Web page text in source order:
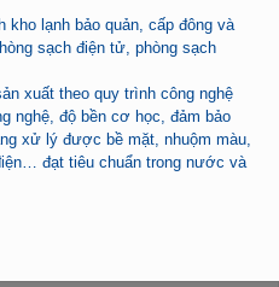
lạnh bảo quản, cấp đông và
sạch điện tử, phòng sạch
xuất theo quy trình công nghệ
nghệ, độ bền cơ học, đảm bảo
xử lý được bề mặt, nhuộm màu,
đạt tiêu chuẩn trong nước và